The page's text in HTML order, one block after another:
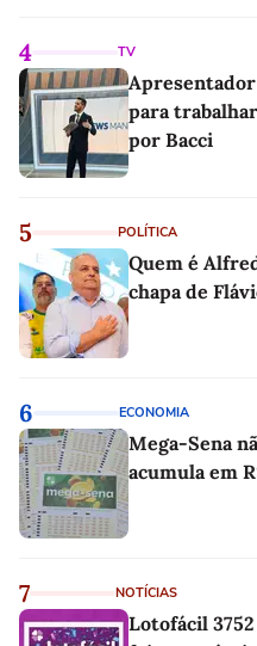
4 TV
Apresentador
para
por Bacci
5 POLÍTICA
Quem é
chapa de
6 ECONOMIA
Mega-Sena
acumula em
7 NOTÍCIAS
Lotofácil